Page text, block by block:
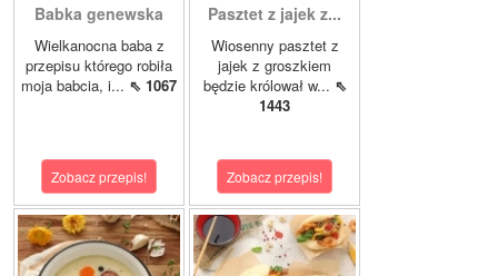
Babka genewska
Wielkanocna baba z
przepisu którego robiła
moja babcia, i... ⇖ 1067
Zobacz przepis!
Pasztet z jajek z...
Wiosenny pasztet z
jajek z groszkiem
będzie królował w... ⇖
1443
Zobacz przepis!